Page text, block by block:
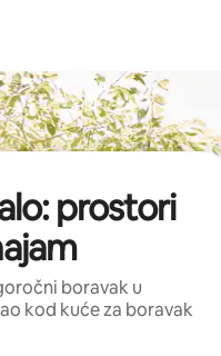
prostori
boravak u
kod kuće za boravak